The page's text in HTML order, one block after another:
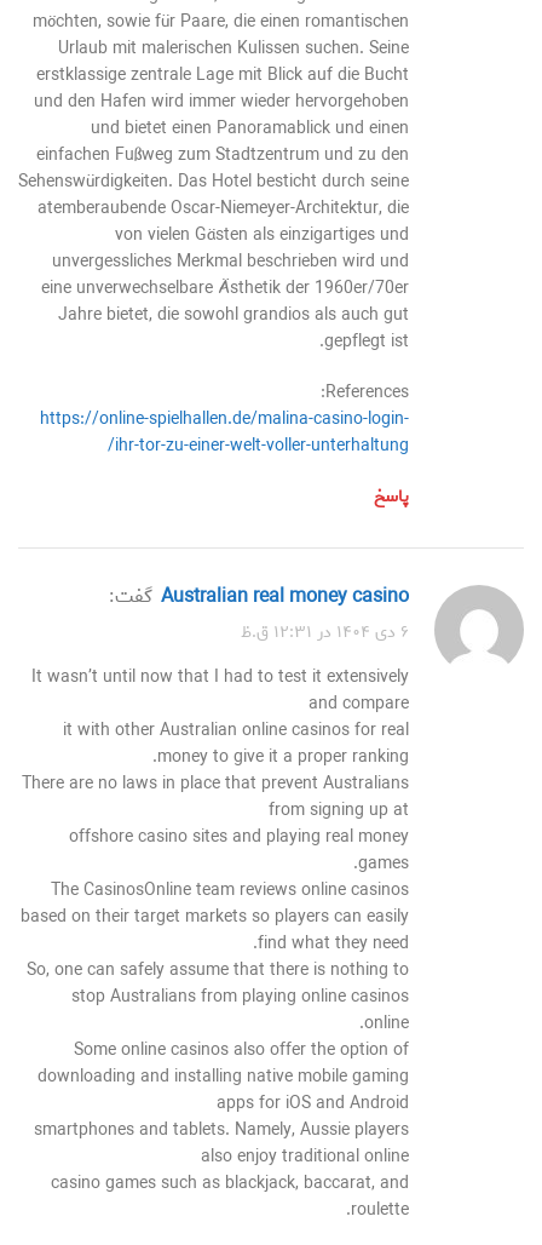
möchten, sowie für Paare, die einen romantischen
Urlaub mit malerischen Kulissen suchen. Seine
erstklassige zentrale Lage mit Blick auf die Bucht
und den Hafen wird immer wieder hervorgehoben
und bietet einen Panoramablick und einen
einfachen Fußweg zum Stadtzentrum und zu den
Sehenswürdigkeiten. Das Hotel besticht durch seine
atemberaubende Oscar-Niemeyer-Architektur, die
von vielen Gästen als einzigartiges und
unvergessliches Merkmal beschrieben wird und
eine unverwechselbare Ästhetik der 1960er/70er
Jahre bietet, die sowohl grandios als auch gut
gepflegt ist.
References:
https://online-spielhallen.de/malina-casino-login-
ihr-tor-zu-einer-welt-voller-unterhaltung/
پاسخ
Australian real money casino گفت:
۶ دی ۱۴۰۴ در ۱۲:۳۱ ق.ظ
It wasn’t until now that I had to test it extensively
and compare
it with other Australian online casinos for real
money to give it a proper ranking.
There are no laws in place that prevent Australians
from signing up at
offshore casino sites and playing real money
games.
The CasinosOnline team reviews online casinos
based on their target markets so players can easily
find what they need.
So, one can safely assume that there is nothing to
stop Australians from playing online casinos
online.
Some online casinos also offer the option of
downloading and installing native mobile gaming
apps for iOS and Android
smartphones and tablets. Namely, Aussie players
also enjoy traditional online
casino games such as blackjack, baccarat, and
roulette.